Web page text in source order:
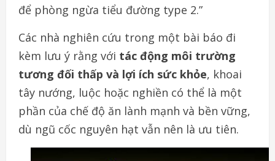
để phòng ngừa tiểu đường type 2.”
Các nhà nghiên cứu trong một bài báo đi
kèm lưu ý rằng với tác động môi trường
tương đối thấp và lợi ích sức khỏe, khoai
tây nướng, luộc hoặc nghiền có thể là một
phần của chế độ ăn lành mạnh và bền vững,
dù ngũ cốc nguyên hạt vẫn nên là ưu tiên.